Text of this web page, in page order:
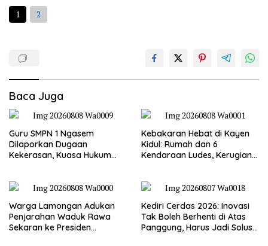
1 2
Baca Juga
Guru SMPN 1 Ngasem
Dilaporkan Dugaan
Kekerasan, Kuasa Hukum
Kebakaran Hebat di Kayen
Kidul: Rumah dan 6
Kendaraan Ludes, Kerugian
Warga Lamongan Adukan
Penjarahan Waduk Rawa
Sekaran ke Presiden
Kediri Cerdas 2026: Inovasi
Tak Boleh Berhenti di Atas
Panggung, Harus Jadi Solusi